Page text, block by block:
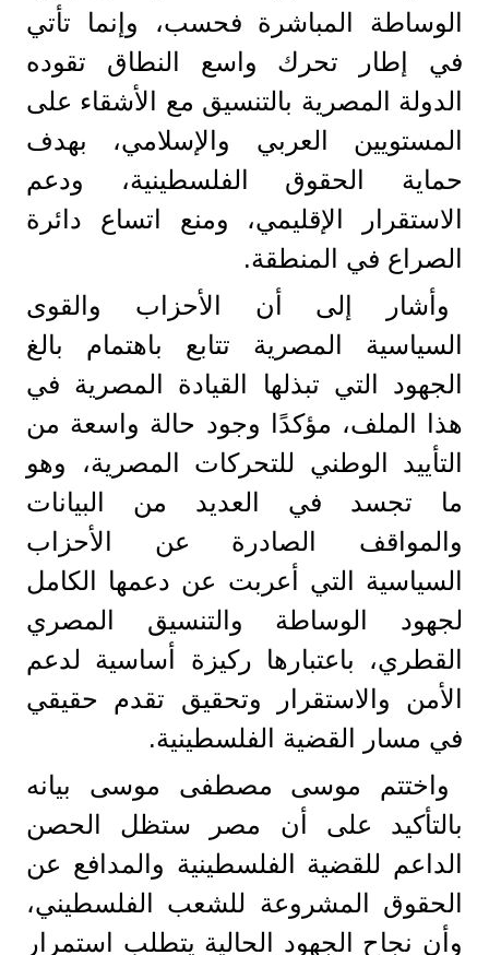
الوساطة المباشرة فحسب، وإنما تأتي
في إطار تحرك واسع النطاق تقوده
الدولة المصرية بالتنسيق مع الأشقاء على
المستويين العربي والإسلامي، بهدف
حماية الحقوق الفلسطينية، ودعم
الاستقرار الإقليمي، ومنع اتساع دائرة
الصراع في المنطقة.
وأشار إلى أن الأحزاب والقوى
السياسية المصرية تتابع باهتمام بالغ
الجهود التي تبذلها القيادة المصرية في
هذا الملف، مؤكدًا وجود حالة واسعة من
التأييد الوطني للتحركات المصرية، وهو
ما تجسد في العديد من البيانات
والمواقف الصادرة عن الأحزاب
السياسية التي أعربت عن دعمها الكامل
لجهود الوساطة والتنسيق المصري
القطري، باعتبارها ركيزة أساسية لدعم
الأمن والاستقرار وتحقيق تقدم حقيقي
في مسار القضية الفلسطينية.
واختتم موسى مصطفى موسى بيانه
بالتأكيد على أن مصر ستظل الحصن
الداعم للقضية الفلسطينية والمدافع عن
الحقوق المشروعة للشعب الفلسطيني،
وأن نجاح الجهود الحالية يتطلب استمرار